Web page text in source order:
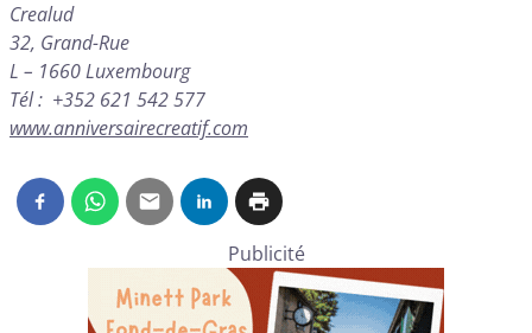
Crealud
32, Grand-Rue
L – 1660 Luxembourg
Tél : +352 621 542 577
www.anniversairecreatif.com
Publicité